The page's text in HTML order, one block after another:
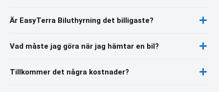
Är EasyTerra Biluthyrning det billigaste?
Vad måste jag göra när jag hämtar en bil?
Tillkommer det några kostnader?